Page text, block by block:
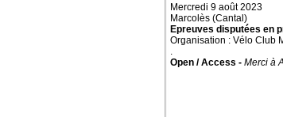
Mercredi 9 août 2023
Marcolès (Cantal)
Epreuves disputées en
Organisation : Vélo Club
.
Open / Access - Merci à